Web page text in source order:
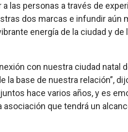
las personas a través de
dos marcas e infundir aún
energía de la ciudad y de
con nuestra ciudad natal
base de nuestra relación”,
hace varios años, y es
que tendrá un